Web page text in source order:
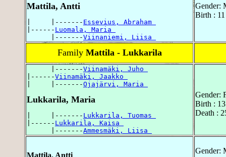
Mattila, Antti
|     |------- Essevius, Abraham
|------ Luomala, Maria
      |-------
Viinaniemi, Liisa
Gender:
Birth :
Family Mattila - Lukkarila
      |-------
Viinamäki, Juho
|------Viinamäki, Jaakko
|     |-------Ojajärvi, Maria
Lukkarila, Maria
|     |------- Lukkarila, Tuomas
|------ Lukkarila, Kaisa
      |-------
Ammesmäki, Liisa
Gender:
Birth :
Death :
Mattila, Antti
Gender: